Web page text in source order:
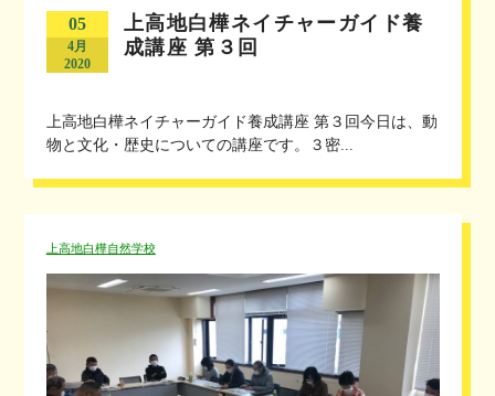
05
4月
2020
上高地白樺ネイチャーガイド養
成講座 第３回
上高地白樺ネイチャーガイド養成講座 第３回今日は、動
物と文化・歴史についての講座です。３密...
上高地白樺自然学校